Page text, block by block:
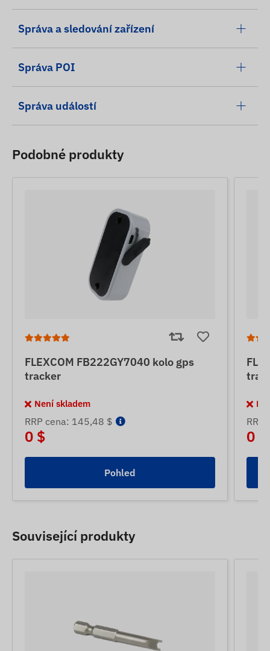
Správa a sledování zařízení
Správa POI
Správa událostí
Podobné produkty
FLEXCOM FB222GY7040 kolo gps
tracker
Není skladem
RRP cena: 145,48 $
0 $
Pohled
RRP
0 $
Související produkty